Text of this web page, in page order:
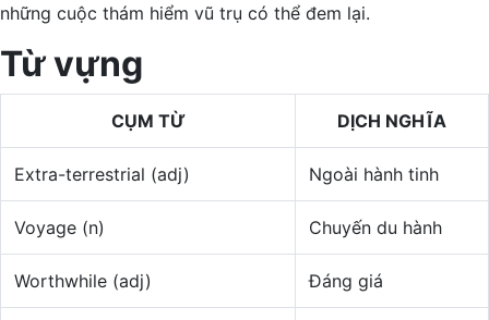
những cuộc thám hiểm vũ trụ có thể đem lại.
Từ vựng
CỤM TỪ DỊCH NGHĨA
Extra-terrestrial (adj) Ngoài hành tinh
Voyage (n) Chuyến du hành
Worthwhile (adj) Đáng giá